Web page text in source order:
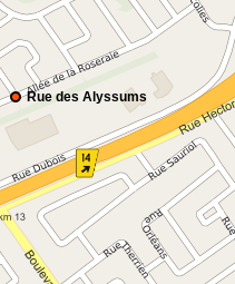
Rue des Alyssums